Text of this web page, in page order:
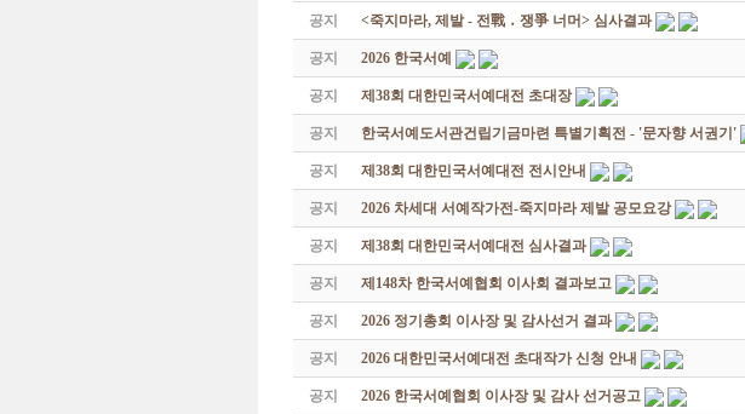
공지 <죽지마라, 제발 - 전戰 ․ 쟁爭 너머> 심사결과
공지 2026 한국서예
공지 제38회 대한민국서예대전 초대장
공지 한국서예도서관건립기금마련 특별기획전 - '문자향 서권기'
공지 제38회 대한민국서예대전 전시안내
공지 2026 차세대 서예작가전-죽지마라 제발 공모요강
공지 제38회 대한민국서예대전 심사결과
공지 제148차 한국서예협회 이사회 결과보고
공지 2026 정기총회 이사장 및 감사선거 결과
공지 2026 대한민국서예대전 초대작가 신청 안내
공지 2026 한국서예협회 이사장 및 감사 선거공고